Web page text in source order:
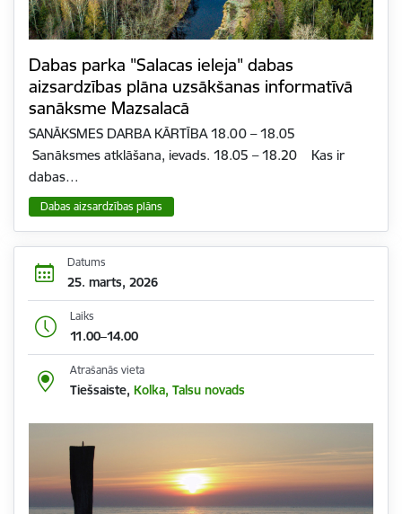
Dabas parka "Salacas ieleja" dabas
aizsardzības plāna uzsākšanas informatīvā
sanāksme Mazsalacā
SANĀKSMES DARBA KĀRTĪBA 18.00 – 18.05
Sanāksmes atklāšana, ievads. 18.05 – 18.20 Kas ir
dabas…
Dabas aizsardzības plāns
Datums
25. marts, 2026
Laiks
11.00–14.00
Atrašanās vieta
Tiešsaiste, Kolka, Talsu novads